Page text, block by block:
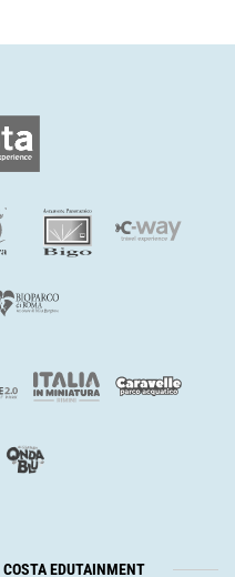
COSTA EDUTAINMENT